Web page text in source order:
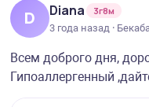
D Diana
3г8м
3 года назад ·
Всем доброго дня,
Гипоаллергенный